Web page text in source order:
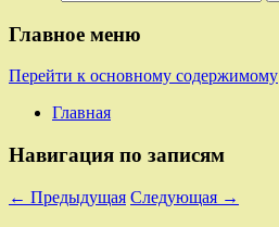
Главное меню
Перейти к основному содержимому
Главная
Навигация по записям
← Предыдущая Следующая →